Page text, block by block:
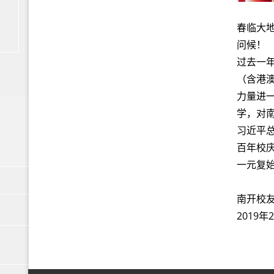
春临大
问候！
过去一
（含
力量进
学，对
习近平
百年校
一元复
南开校
2019年